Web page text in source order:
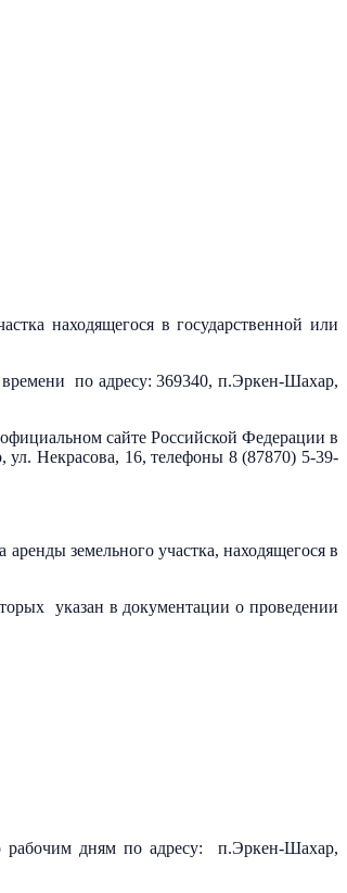
находящегося в государственной или
по адресу: 369340, п.Эркен-Шахар,
сайте Российской Федерации в
Некрасова, 16, телефоны 8 (87870) 5-39-
земельного участка, находящегося в
указан в документации о проведении
рабочим дням по адресу: п.Эркен-Шахар,